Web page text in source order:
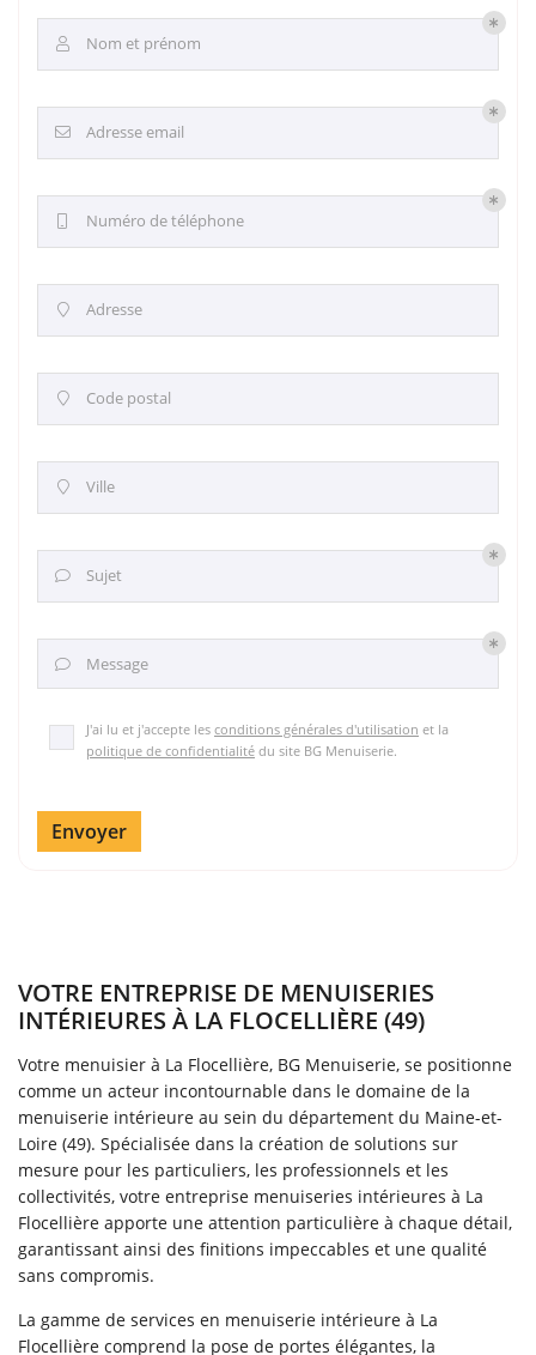
 Nom et prénom
 Adresse email
Numéro de téléphone
 Adresse
 Code postal
 Ville
 Sujet
 Message
J'ai lu et j'accepte les conditions générales d'utilisation et la
politique de confidentialité du site BG Menuiserie.
Envoyer
VOTRE ENTREPRISE DE MENUISERIES
INTÉRIEURES À LA FLOCELLIÈRE (49)
Votre menuisier à La Flocellière, BG Menuiserie, se positionne
comme un acteur incontournable dans le domaine de la
menuiserie intérieure au sein du département du Maine-et-
Loire (49). Spécialisée dans la création de solutions sur
mesure pour les particuliers, les professionnels et les
collectivités, votre entreprise menuiseries intérieures à La
Flocellière apporte une attention particulière à chaque détail,
garantissant ainsi des finitions impeccables et une qualité
sans compromis.
La gamme de services en menuiserie intérieure à La
Flocellière comprend la pose de portes élégantes, la